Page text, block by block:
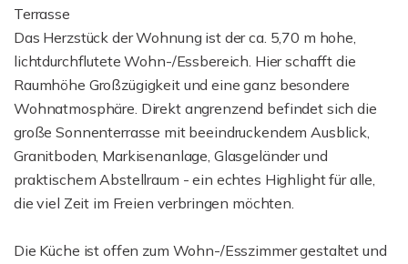
Terrasse
Das Herzstück der Wohnung ist der ca. 5,70 m hohe,
lichtdurchflutete Wohn-/Essbereich. Hier schafft die
Raumhöhe Großzügigkeit und eine ganz besondere
Wohnatmosphäre. Direkt angrenzend befindet sich die
große Sonnenterrasse mit beeindruckendem Ausblick,
Granitboden, Markisenanlage, Glasgeländer und
praktischem Abstellraum - ein echtes Highlight für alle,
die viel Zeit im Freien verbringen möchten.
Die Küche ist offen zum Wohn-/Esszimmer gestaltet und